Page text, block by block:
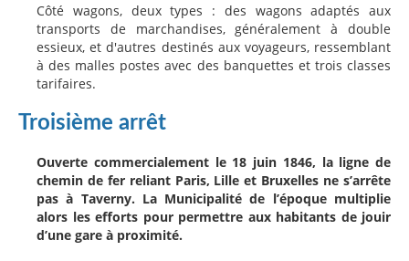
Côté wagons, deux types : des wagons adaptés aux
transports de marchandises, généralement à double
essieux, et d'autres destinés aux voyageurs, ressemblant
à des malles postes avec des banquettes et trois classes
tarifaires.
Troisième arrêt
Ouverte commercialement le 18 juin 1846, la ligne de
chemin de fer reliant Paris, Lille et Bruxelles ne s’arrête
pas à Taverny. La Municipalité de l’époque multiplie
alors les efforts pour permettre aux habitants de jouir
d’une gare à proximité.